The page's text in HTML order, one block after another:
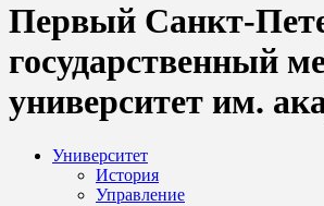
Первый Санкт-
государственный
университет им.
Университет
История
Управление